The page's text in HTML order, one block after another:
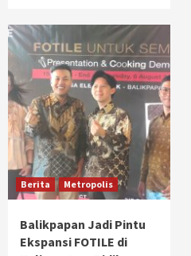
Berita Metropolis
Balikpapan Jadi Pintu
Ekspansi FOTILE di